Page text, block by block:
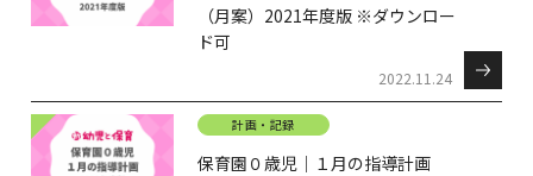
（月案）2021年度版 ※ダウンロー
ド可
2022.11.24
計画・記録
保育園０歳児｜１月の指導計画